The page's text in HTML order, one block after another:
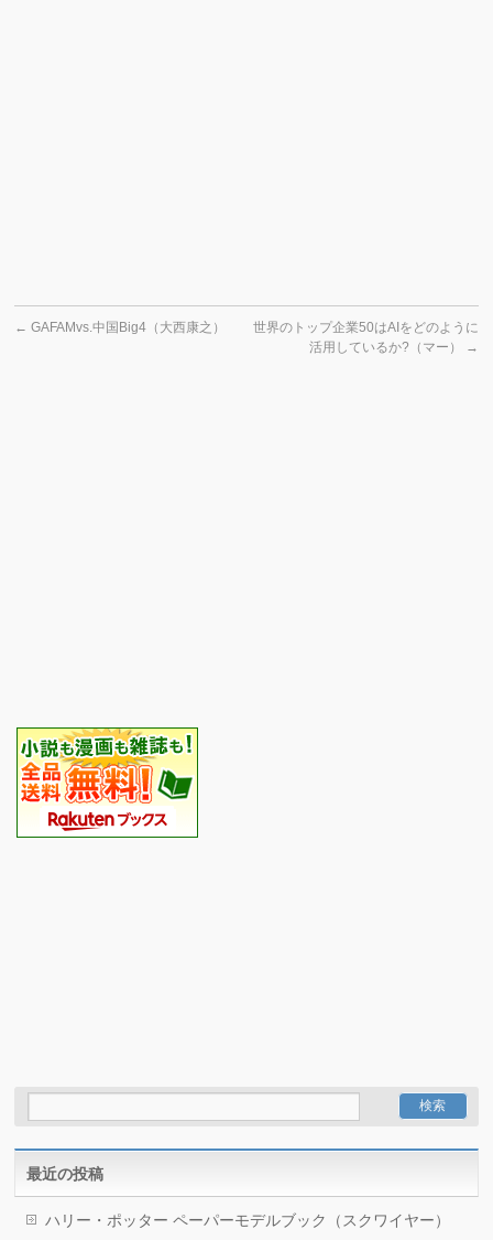
← GAFAMvs.中国Big4（大西康之）
世界のトップ企業50はAIをどのように
活用しているか?（マー）
→
最近の投稿
ハリー・ポッター ペーパーモデルブック（スクワイヤー）